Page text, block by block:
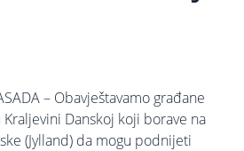
– Obavještavamo građane
Danskoj koji borave na
(Jylland) da mogu podnijeti